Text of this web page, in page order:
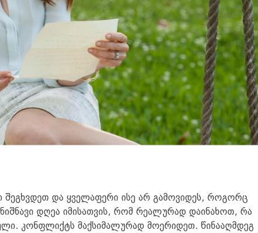
შეგხვდეთ და ყველაფერი ისე არ გამოვიდეს, როგორც
დღეა იმისათვის, რომ რეალურად დაინახოთ, რა
კონფლიქტს მაქსიმალურად მოერიდეთ. წინააღმდეგ